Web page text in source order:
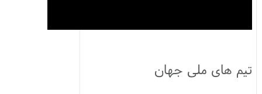
تیم های ملی جهان